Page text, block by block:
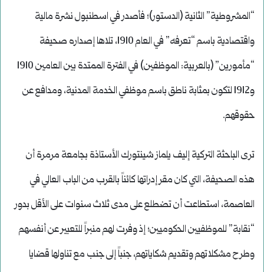
“المشروطية” الثانية (الدستور)؛ فأصدر في اسطنبول نشرة مالية
واقتصادية باسم “تعرفه” في العام 1910، تلاها إصداره صحيفة
“مأمورين” (بالعربية: الموظفين) في الفترة الممتدة بين العامين 1910
و1912 لتكون بمثابة ناطق باسم موظفي الخدمة المدنية، ومدافع عن
حقوقهم.
ترى الباحثة التركية إليف يلماز شينتورك الأستاذة بجامعة مرمرة أن
هذه الصحيفة، التي كان مقر إدراتها كائناً بالقرب من الباب العالي في
العاصمة، استطاعت أن تضطلع على مدى ثلاث سنوات على الأقل بدور
“نقابة” للموظفيين الحكوميين؛ إذ وفرت لهم منبراً للتعبير عن أنفسهم
وطرح مشكلاتهم وتقديم شكاياتهم، جنباً إلى جنب مع تناولها قضايا